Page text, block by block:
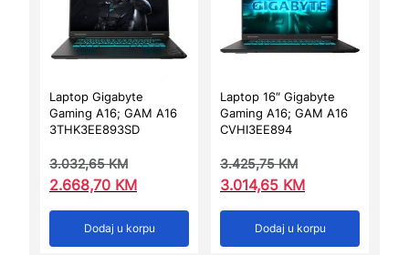
Laptop Gigabyte
Gaming A16; GAM A16
3THK3EE893SD
3.032,65KM
2.668,70 KM
Dodaj u korpu
Laptop 16″ Gigabyte
Gaming A16; GAM A16
CVHI3EE894
3.425,75KM
3.014,65 KM
Dodaj u korpu